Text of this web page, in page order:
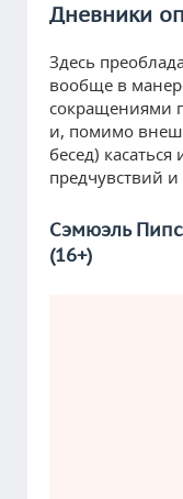
Дневники
Здесь
вообще в
сокращениями
и, помимо
бесед)
предчувствий и
Сэмюэль
(16+)